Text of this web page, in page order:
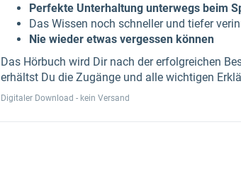
Perfekte Unterhaltung unterwegs beim
Das Wissen noch schneller und tiefer
Nie wieder etwas vergessen können
Das Hörbuch wird Dir nach der erfolgreichen
erhältst Du die Zugänge und alle wichtigen
Digitaler Download - kein Versand